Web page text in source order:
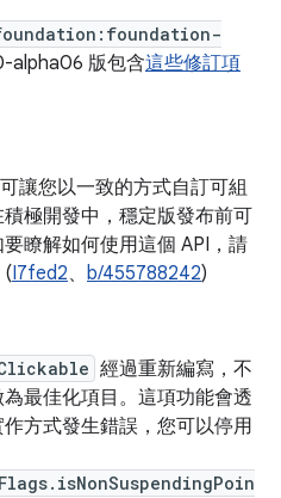
alpha06 版包含這些修訂項
讓您以一致的方式自訂可組
極開發中，穩定版發布前可
瞭解如何使用這個 API，請
(I7fed2、 b/455788242)
經過重新編寫，不
最佳化項目。這項功能會透
方式發生錯誤，您可以停用